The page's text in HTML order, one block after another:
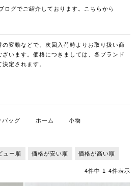
ログでご紹介しております。 こちらから
の変動などで、次回入荷時よりお取り扱い商
います。価格につきましては、各ブランド
定されます。
バッグ ホーム 小物
ュー順 価格が安い順 価格が高い順
4件中 1-4件表示